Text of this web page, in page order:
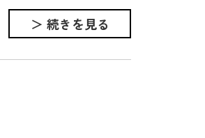
＞ 続きを見る